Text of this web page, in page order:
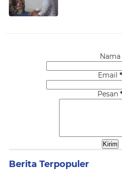
Nama
Email *
Pesan
Berita Terpopuler